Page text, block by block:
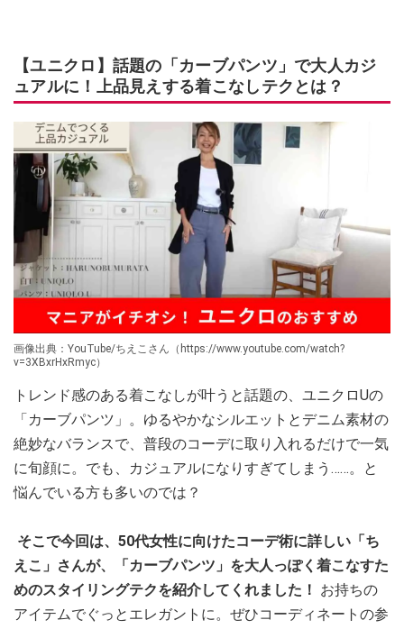
【ユニクロ】話題の「カーブパンツ」で大人カジ
ュアルに！上品見えする着こなしテクとは？
画像出典：YouTube/ちえこさん（https://www.youtube.com/watch?
v=3XBxrHxRmyc）
トレンド感のある着こなしが叶うと話題の、ユニクロUの
「カーブパンツ」。ゆるやかなシルエットとデニム素材の
絶妙なバランスで、普段のコーデに取り入れるだけで一気
に旬顔に。でも、カジュアルになりすぎてしまう……。と
悩んでいる方も多いのでは？
そこで今回は、50代女性に向けたコーデ術に詳しい「ち
えこ」さんが、「カーブパンツ」を大人っぽく着こなすた
めのスタイリングテクを紹介してくれました！ お持ちの
アイテムでぐっとエレガントに。ぜひコーディネートの参